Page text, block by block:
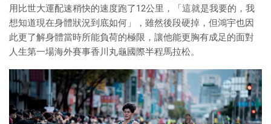
用比世大運配速稍快的速度跑了12公里，「這就是我要的，我
想知道現在身體狀況到底如何」，雖然後段硬掉，但鴻宇也因
此更了解身體當時所能負荷的極限，讓他能更胸有成足的面對
人生第一場海外賽事香川丸龜國際半程馬拉松。